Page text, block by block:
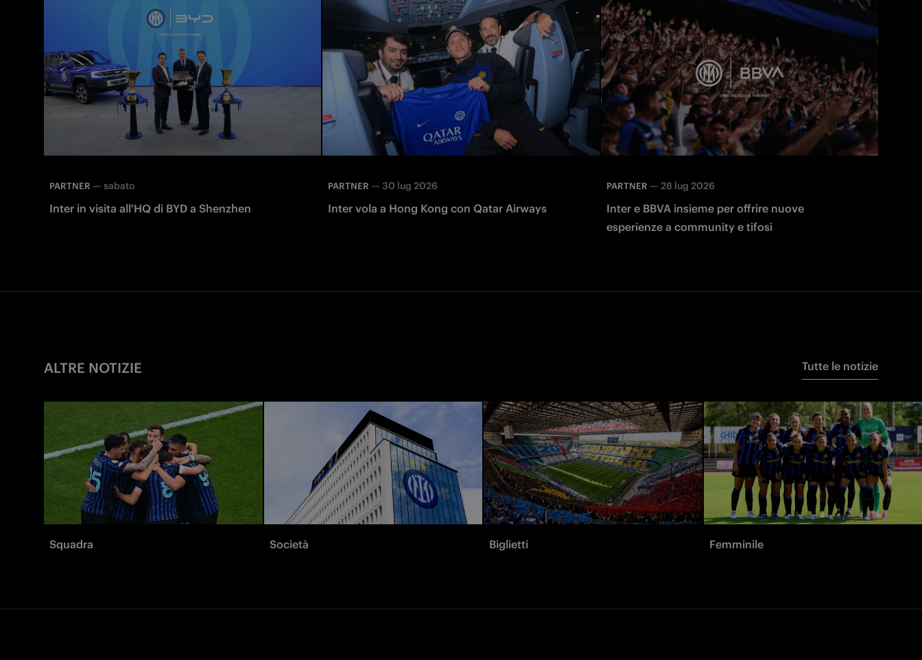
PARTNER — sabato
Inter in visita all'HQ di BYD a Shenzhen
PARTNER — 30 lug 2026
Inter vola a Hong Kong con Qatar Airways
PARTNER — 28 lug 2026
Inter e BBVA insieme per offrire nuove
esperienze a community e tifosi
ALTRE NOTIZIE Tutte le notizie
Squadra Società Biglietti Femminile